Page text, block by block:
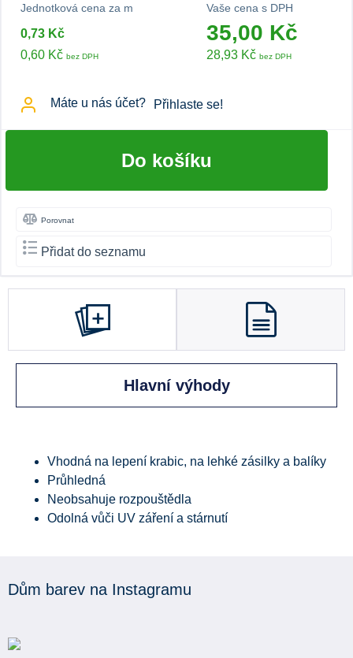
Jednotková cena za m
0,73 Kč
0,60 Kč bez DPH
Vaše cena s DPH
35,00 Kč
28,93 Kč bez DPH
Máte u nás účet? Přihlaste se!
Do košíku
Porovnat
Přidat do seznamu
Hlavní výhody
Vhodná na lepení krabic, na lehké zásilky a balíky
Průhledná
Neobsahuje rozpouštědla
Odolná vůči UV záření a stárnutí
Dům barev na Instagramu